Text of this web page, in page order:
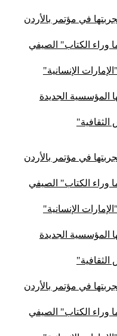
في مؤتمر بالأردن
وراء الكتاب" الصيفي
المؤسسية الجديدة
في مؤتمر بالأردن
وراء الكتاب" الصيفي
المؤسسية الجديدة
في مؤتمر بالأردن
وراء الكتاب" الصيفي